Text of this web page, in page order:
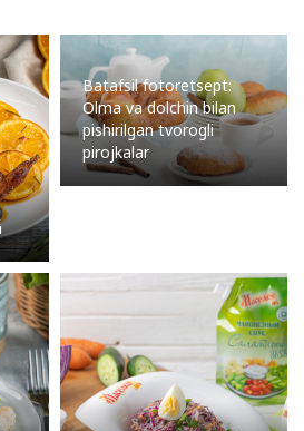
Batafsil fotoretsept:
Olma va dolchin bilan
pishirilgan tvorogli
pirojkalar